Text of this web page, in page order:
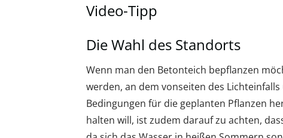
Video-Tipp
Die Wahl des Standorts
Wenn man den Betonteich bepflanzen
werden, an dem vonseiten des
Bedingungen für die geplanten Pflanzen
halten will, ist zudem darauf zu achten,